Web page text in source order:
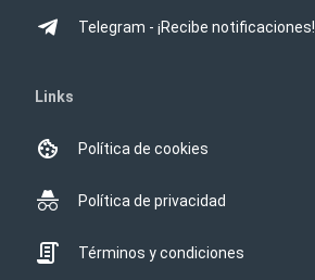
Telegram - ¡Recibe notificaciones!
Links
Política de cookies
Política de privacidad
Términos y condiciones